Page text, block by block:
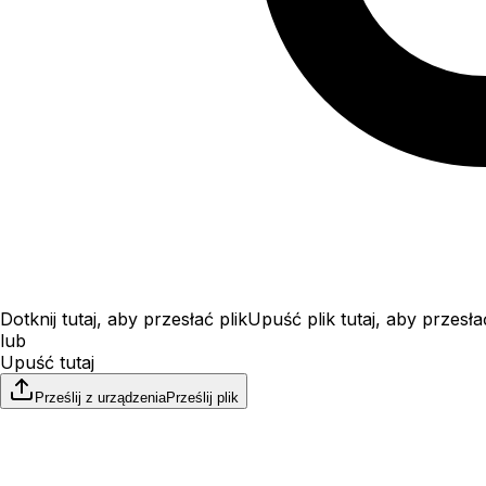
Dotknij tutaj, aby przesłać plikUpuść plik tutaj, aby
lub
Upuść tutaj
Prześlij z urządzeniaPrześlij plik